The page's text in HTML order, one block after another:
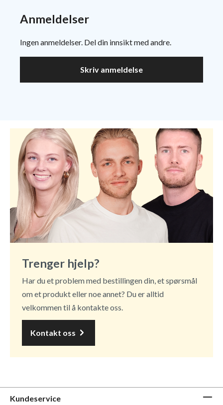
Anmeldelser
Ingen anmeldelser. Del din innsikt med andre.
Skriv anmeldelse
Trenger hjelp?
Har du et problem med bestillingen din, et spørsmål
om et produkt eller noe annet? Du er alltid
velkommen til å kontakte oss.
Kontakt oss
Kundeservice